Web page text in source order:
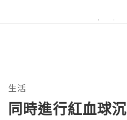
生活
同時進行紅血球